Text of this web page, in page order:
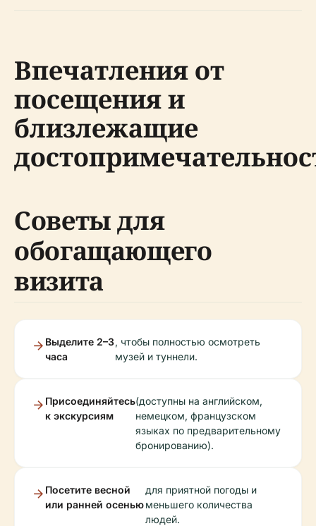
Впечатления от
посещения и
близлежащие
Советы для
обогащающего
визита
Выделите 2–3
часа
, чтобы полностью осмотреть
музей и туннели.
Присоединяйтесь
к экскурсиям
(доступны на английском,
немецком, французском
языках по предварительному
бронированию).
Посетите весной
или ранней осенью
для приятной погоды и
меньшего количества
людей.